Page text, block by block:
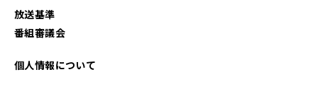
2022年12月
放送基準
番組審議会
個人情報について